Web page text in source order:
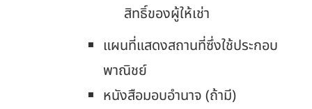
สิทธิ์ของผู้ให้เช่า
แผนที่แสดงสถานที่ซึ่งใช้ประกอบ
พาณิชย์
หนังสือมอบอำนาจ (ถ้ามี)